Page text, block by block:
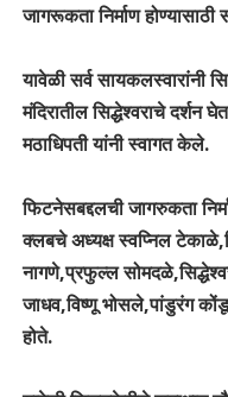
जागरूकता निर्माण
यावेळी सर्व सायकलस्वारांनी
मंदिरातील सिद्धेश्वराचे दर्शन
मठाधिपती यांनी स्वागत केले.
फिटनेसबद्दलची जागरुकता
क्लबचे अध्यक्ष स्वप्निल
नागणे,प्रफुल्ल
जाधव,विष्णू भोसले,पांडुरंग
होते.